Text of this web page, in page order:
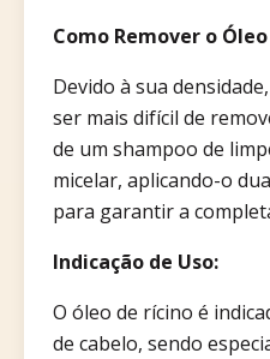
Como Remover o
Devido à sua
ser mais difícil de
de um shampoo de
micelar, aplicando-o
para garantir a
Indicação de Uso:
O óleo de rícino é
de cabelo, sendo